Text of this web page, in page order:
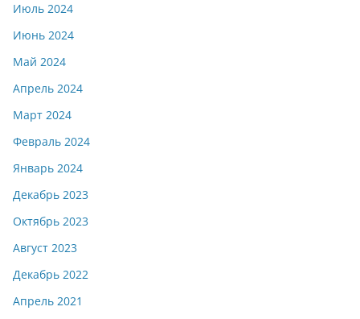
Июль 2024
Июнь 2024
Май 2024
Апрель 2024
Март 2024
Февраль 2024
Январь 2024
Декабрь 2023
Октябрь 2023
Август 2023
Декабрь 2022
Апрель 2021